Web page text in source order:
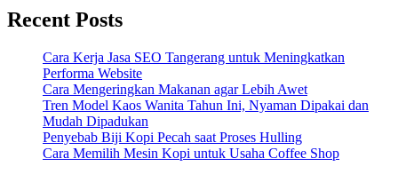
Recent Posts
Cara Kerja Jasa SEO Tangerang untuk Meningkatkan
Performa Website
Cara Mengeringkan Makanan agar Lebih Awet
Tren Model Kaos Wanita Tahun Ini, Nyaman Dipakai dan
Mudah Dipadukan
Penyebab Biji Kopi Pecah saat Proses Hulling
Cara Memilih Mesin Kopi untuk Usaha Coffee Shop